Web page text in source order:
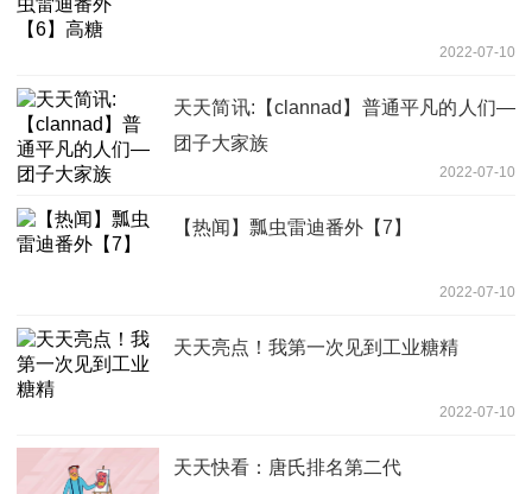
2022-07-10
天天简讯:【clannad】普通平凡的人们—
团子大家族
2022-07-10
【热闻】瓢虫雷迪番外【7】
2022-07-10
天天亮点！我第一次见到工业糖精
2022-07-10
天天快看：唐氏排名第二代